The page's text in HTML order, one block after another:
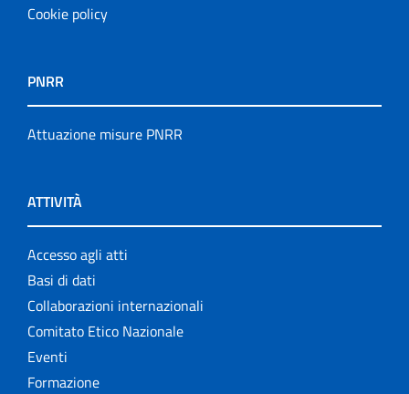
Cookie policy
PNRR
Attuazione misure PNRR
ATTIVITÀ
Accesso agli atti
Basi di dati
Collaborazioni internazionali
Comitato Etico Nazionale
Eventi
Formazione